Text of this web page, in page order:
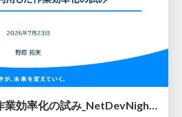
NetBoxを利用した作業効率化の試み_NetDevNight4